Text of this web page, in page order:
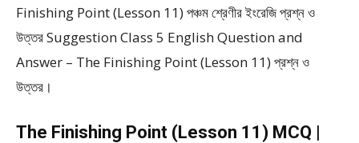
Finishing Point (Lesson 11) পঞ্চম শ্রেণীর ইংরেজি প্রশ্ন ও
উত্তর Suggestion Class 5 English Question and
Answer – The Finishing Point (Lesson 11) প্রশ্ন ও
উত্তর।
The Finishing Point (Lesson 11) MCQ |